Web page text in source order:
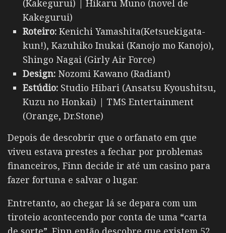
(Kakegurui) | Hikaru Muno (novel de
Kakegurui)
Roteiro: Kenichi Yamashita(Ketsuekigata-
kun!), Kazuhiko Inukai (Kanojo mo Kanojo),
Shingo Nagai (Girly Air Force)
Design: Nozomi Kawano (Radiant)
Estúdio: Studio Hibari (Ansatsu Kyoushitsu,
Kuzu no Honkai) | TMS Entertainment
(Orange, Dr.Stone)
Depois de descobrir que o orfanato em que
viveu estava prestes a fechar por problemas
financeiros, Finn decide ir até um casino para
fazer fortuna e salvar o lugar.
Entretanto, ao chegar lá se depara com um
tiroteio acontecendo por conta de uma “carta